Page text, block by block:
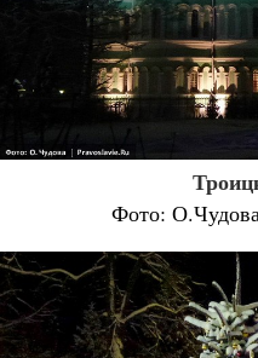
Фото: